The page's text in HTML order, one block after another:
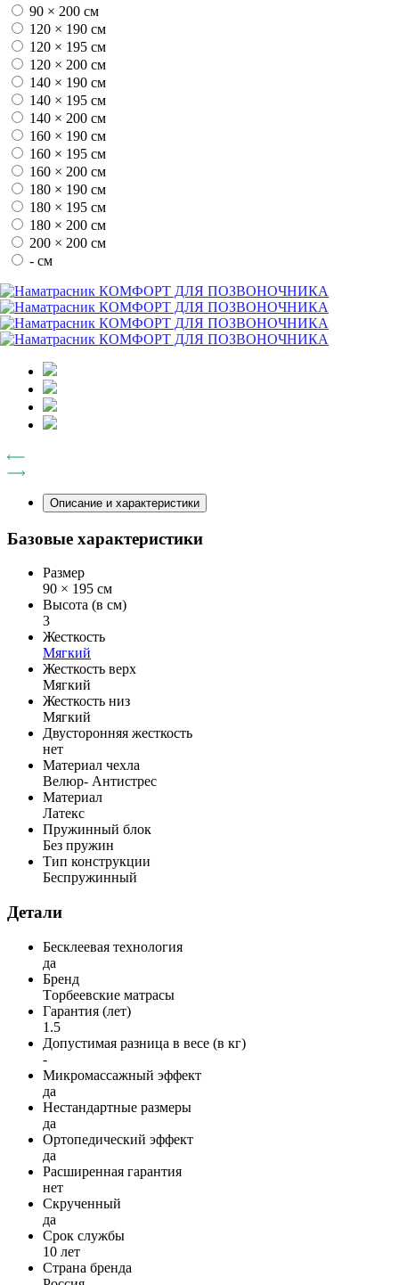
90 × 200 см
120 × 190 см
120 × 195 см
120 × 200 см
140 × 190 см
140 × 195 см
140 × 200 см
160 × 190 см
160 × 195 см
160 × 200 см
180 × 190 см
180 × 195 см
180 × 200 см
200 × 200 см
- см
Описание и характеристики
Базовые характеристики
Размер
90 × 195 см
Высота (в см)
3
Жесткость
Мягкий
Жесткость верх
Мягкий
Жесткость низ
Мягкий
Двусторонняя жесткость
нет
Материал чехла
Велюр- Антистрес
Материал
Латекс
Пружинный блок
Без пружин
Тип конструкции
Беспружинный
Детали
Бесклеевая технология
да
Бренд
Tорбеевские матрасы
Гарантия (лет)
1.5
Допустимая разница в весе (в кг)
-
Микромассажный эффект
да
Нестандартные размеры
да
Ортопедический эффект
да
Расширенная гарантия
нет
Скрученный
да
Срок службы
10 лет
Страна бренда